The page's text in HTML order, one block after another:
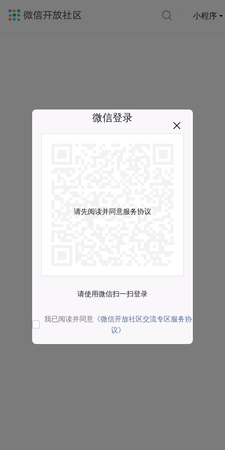
小程序
微信登录
请先阅读并同意服务协议
请使用微信扫一扫登录
我已阅读并同意 《微信开放社区交流专区服务协
议》